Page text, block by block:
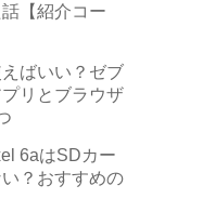
【紹介コー
ばいい？ゼブ
リとブラウザ
6aはSDカー
い？おすすめの